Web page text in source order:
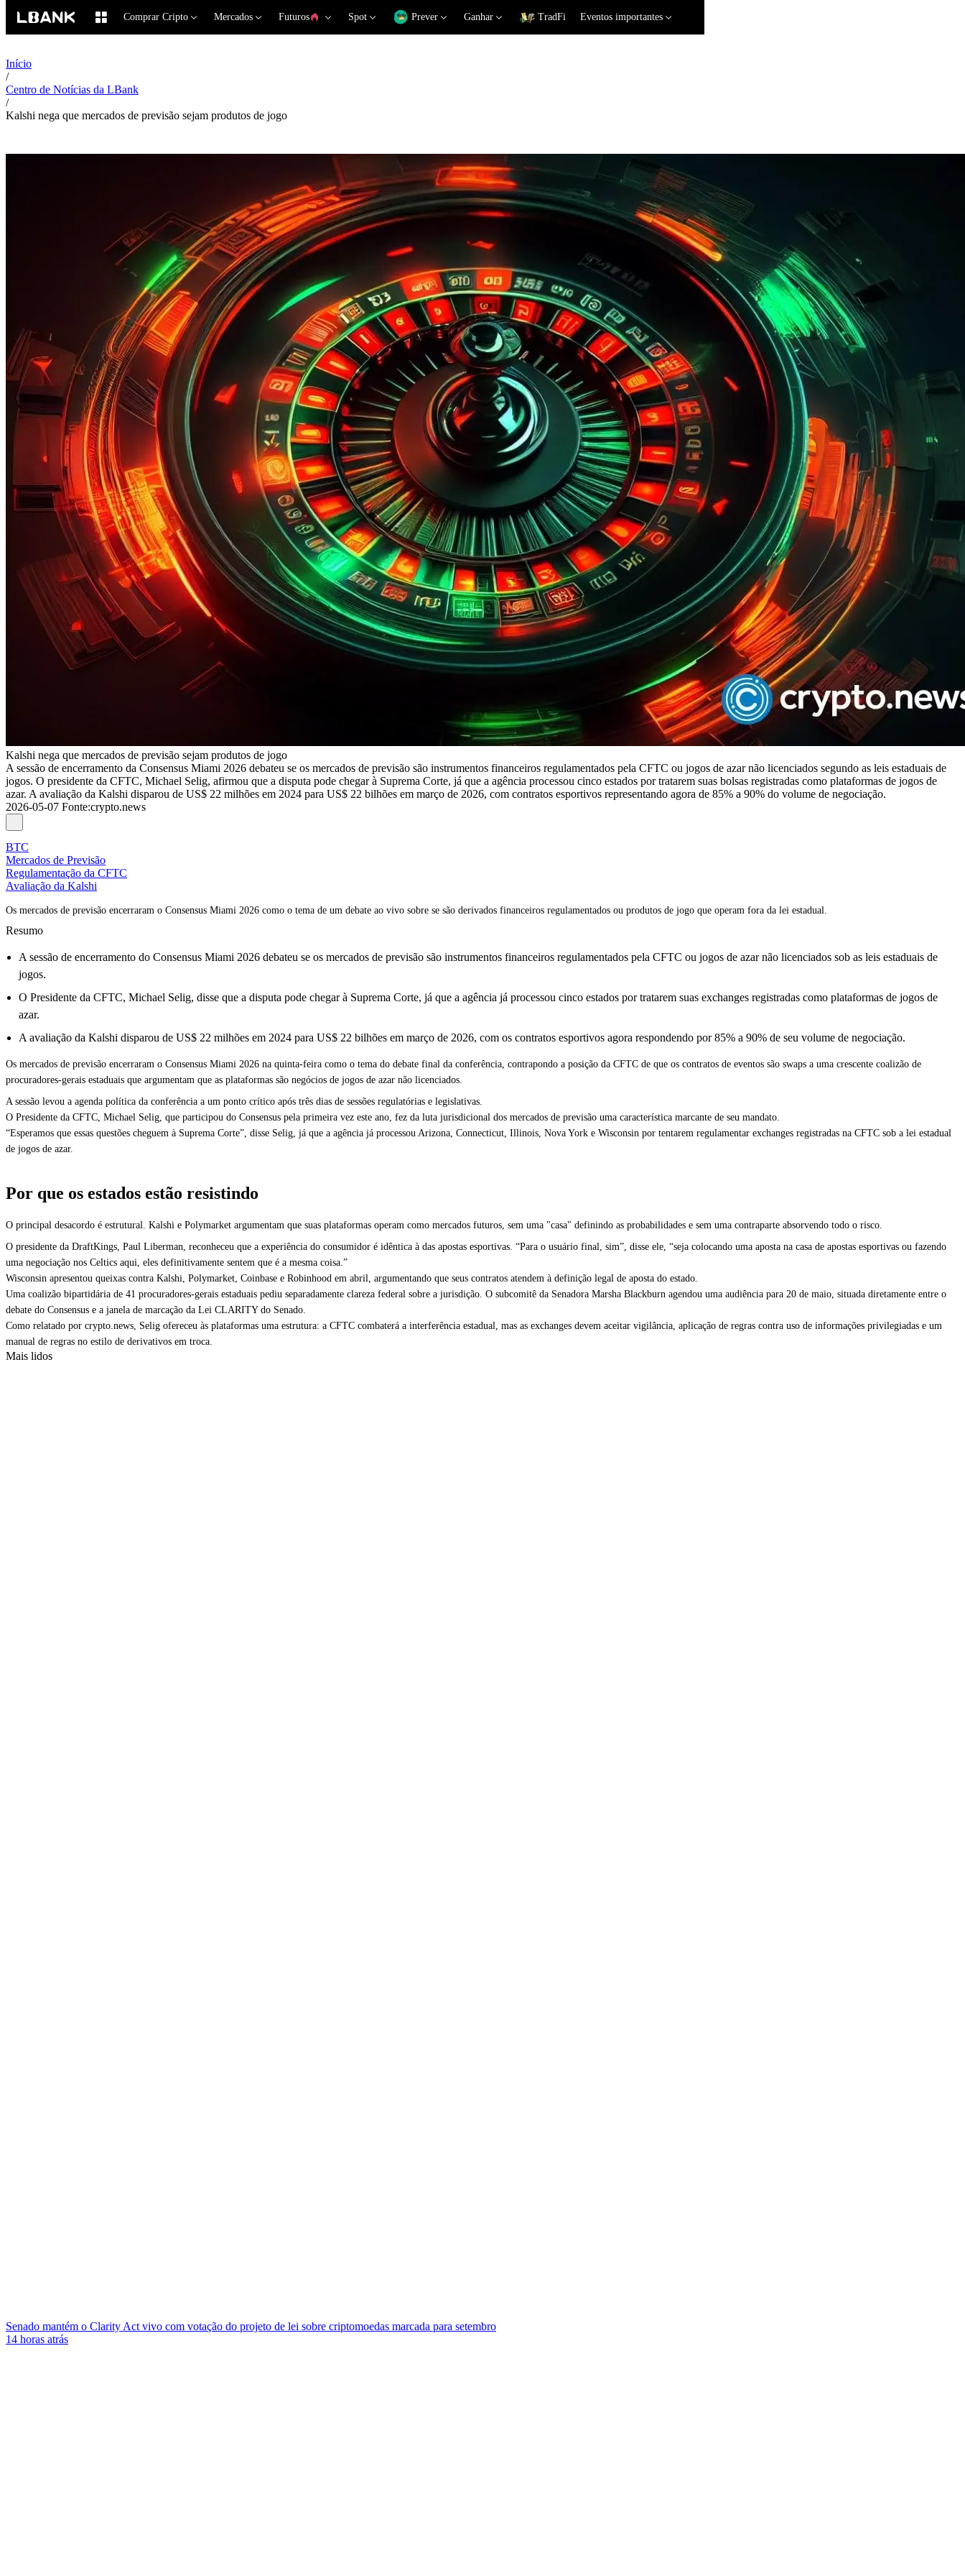
Comprar Cripto Mercados Futuros Spot Prever Ganhar TradFi Eventos importantes
Início
/
Centro de Notícias da LBank
/
Kalshi nega que mercados de previsão sejam produtos de jogo
Kalshi nega que mercados de previsão sejam produtos de jogo
A sessão de encerramento da Consensus Miami 2026 debateu se os mercados de previsão são instrumentos financeiros regulamentados pela CFTC ou jogos de azar não licenciados segundo as leis estaduais de
jogos. O presidente da CFTC, Michael Selig, afirmou que a disputa pode chegar à Suprema Corte, já que a agência processou cinco estados por tratarem suas bolsas registradas como plataformas de jogos de
azar. A avaliação da Kalshi disparou de US$ 22 milhões em 2024 para US$ 22 bilhões em março de 2026, com contratos esportivos representando agora de 85% a 90% do volume de negociação.
2026-05-07 Fonte:crypto.news
BTC
Mercados de Previsão
Regulamentação da CFTC
Avaliação da Kalshi
Os mercados de previsão encerraram o Consensus Miami 2026 como o tema de um debate ao vivo sobre se são derivados financeiros regulamentados ou produtos de jogo que operam fora da lei estadual.
Resumo
A sessão de encerramento do Consensus Miami 2026 debateu se os mercados de previsão são instrumentos financeiros regulamentados pela CFTC ou jogos de azar não licenciados sob as leis estaduais de
jogos.
O Presidente da CFTC, Michael Selig, disse que a disputa pode chegar à Suprema Corte, já que a agência já processou cinco estados por tratarem suas exchanges registradas como plataformas de jogos de
azar.
A avaliação da Kalshi disparou de US$ 22 milhões em 2024 para US$ 22 bilhões em março de 2026, com os contratos esportivos agora respondendo por 85% a 90% de seu volume de negociação.
Os mercados de previsão encerraram o Consensus Miami 2026 na quinta-feira como o tema do debate final da conferência, contrapondo a posição da CFTC de que os contratos de eventos são swaps a uma crescente coalizão de
procuradores-gerais estaduais que argumentam que as plataformas são negócios de jogos de azar não licenciados.
A sessão levou a agenda política da conferência a um ponto crítico após três dias de sessões regulatórias e legislativas.
O Presidente da CFTC, Michael Selig, que participou do Consensus pela primeira vez este ano, fez da luta jurisdicional dos mercados de previsão uma característica marcante de seu mandato.
“Esperamos que essas questões cheguem à Suprema Corte”, disse Selig, já que a agência já processou Arizona, Connecticut, Illinois, Nova York e Wisconsin por tentarem regulamentar exchanges registradas na CFTC sob a lei estadual
de jogos de azar.
Por que os estados estão resistindo
O principal desacordo é estrutural. Kalshi e Polymarket argumentam que suas plataformas operam como mercados futuros, sem uma "casa" definindo as probabilidades e sem uma contraparte absorvendo todo o risco.
O presidente da DraftKings, Paul Liberman, reconheceu que a experiência do consumidor é idêntica à das apostas esportivas. “Para o usuário final, sim”, disse ele, “seja colocando uma aposta na casa de apostas esportivas ou fazendo
uma negociação nos Celtics aqui, eles definitivamente sentem que é a mesma coisa.”
Wisconsin apresentou queixas contra Kalshi, Polymarket, Coinbase e Robinhood em abril, argumentando que seus contratos atendem à definição legal de aposta do estado.
Uma coalizão bipartidária de 41 procuradores-gerais estaduais pediu separadamente clareza federal sobre a jurisdição. O subcomitê da Senadora Marsha Blackburn agendou uma audiência para 20 de maio, situada diretamente entre o
debate do Consensus e a janela de marcação da Lei CLARITY do Senado.
Como relatado por crypto.news, Selig ofereceu às plataformas uma estrutura: a CFTC combaterá a interferência estadual, mas as exchanges devem aceitar vigilância, aplicação de regras contra uso de informações privilegiadas e um
manual de regras no estilo de derivativos em troca.
Mais lidos
Senado mantém o Clarity Act vivo com votação do projeto de lei sobre criptomoedas marcada para setembro
14 horas atrás